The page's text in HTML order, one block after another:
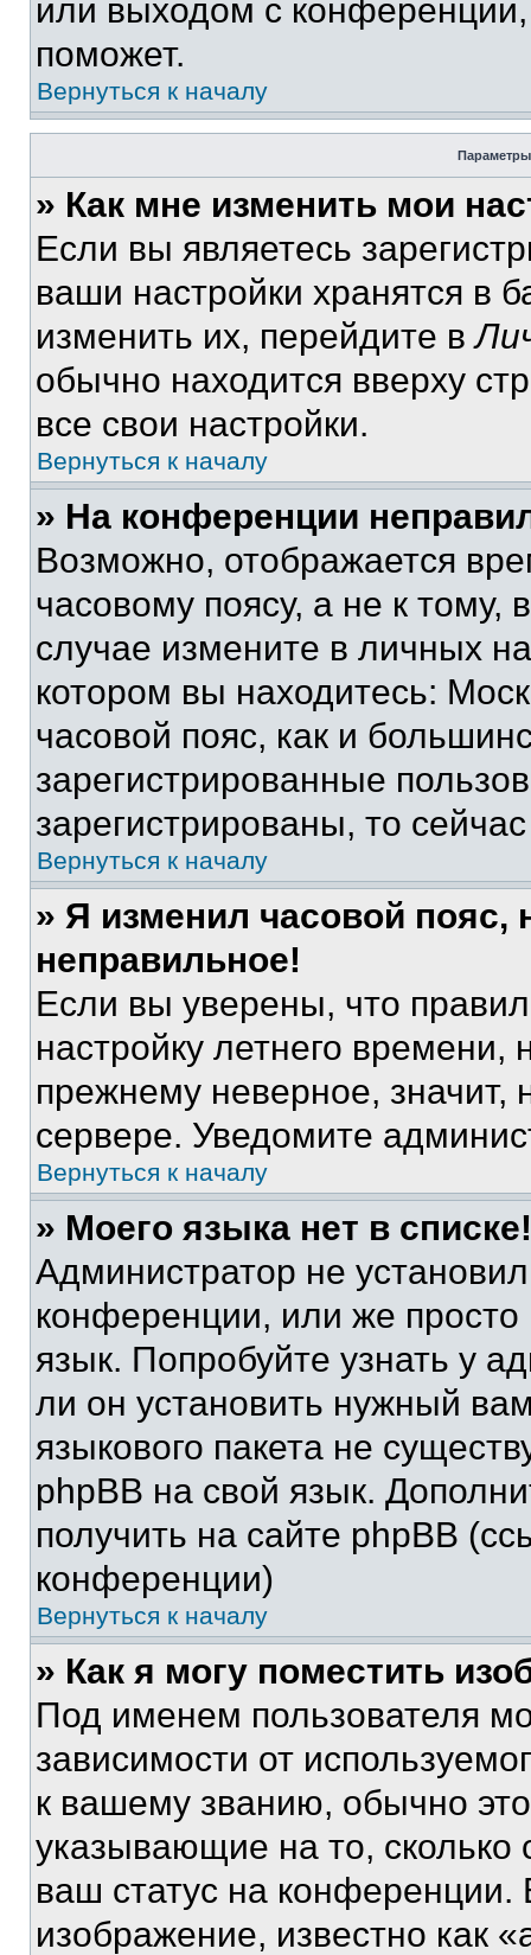
или выходом с
поможет.
Вернуться к началу
Параметры
» Как мне изменить мои
Если вы являетесь
ваши настройки хранятся в
изменить их, перейдите в
обычно находится вверху
все свои настройки.
Вернуться к началу
» На конференции
Возможно, отображается
часовому поясу, а не к тому,
случае измените в личных
котором вы находитесь:
часовой пояс, как и
зарегистрированные
зарегистрированы, то
Вернуться к началу
» Я изменил часовой пояс,
неправильное!
Если вы уверены, что
настройку летнего
прежнему неверное, значит,
сервере. Уведомите
Вернуться к началу
» Моего языка нет в списке!
Администратор не
конференции, или же
язык. Попробуйте узнать у
ли он установить нужный
языкового пакета не
phpBB на свой язык.
получить на сайте phpBB
конференции)
Вернуться к началу
» Как я могу поместить
Под именем пользователя
зависимости от
к вашему званию, обычно это
указывающие на то,
ваш статус на
изображение, известно как